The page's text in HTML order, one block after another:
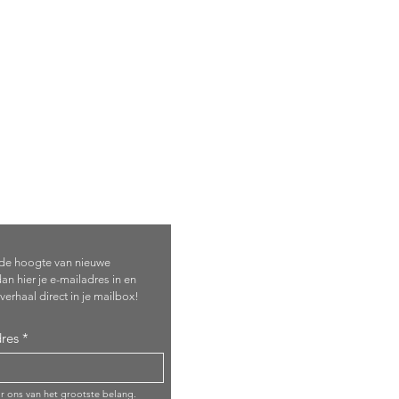
hoogte van nieuwe
hier je e-mailadres in en
direct in je mailbox!
ons van het grootste belang.